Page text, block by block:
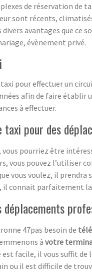
de réservation de
sont récents,
divers avantages que ce
évènement privé.
pour effectuer un
afin de faire
à effectuer.
taxi pour des
vous pourriez être
vous pouvez l’utiliser
vous voulez, il prendra
connait parfaitement
47pas besoin de
à votre
facile, il vous suffit de
ou il est difficile de